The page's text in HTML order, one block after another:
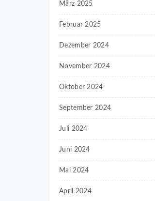
März 2025
Februar 2025
Dezember 2024
November 2024
Oktober 2024
September 2024
Juli 2024
Juni 2024
Mai 2024
April 2024